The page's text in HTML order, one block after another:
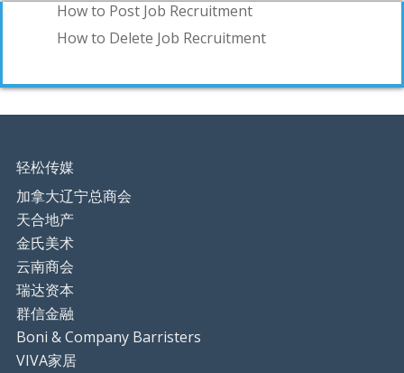
How to Post Job Recruitment
How to Delete Job Recruitment
轻松传媒
加拿大辽宁总商会
天合地产
金氏美术
云南商会
瑞达资本
群信金融
Boni & Company Barristers
VIVA家居